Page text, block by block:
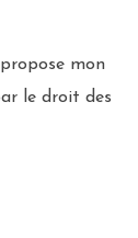
mon
le droit des